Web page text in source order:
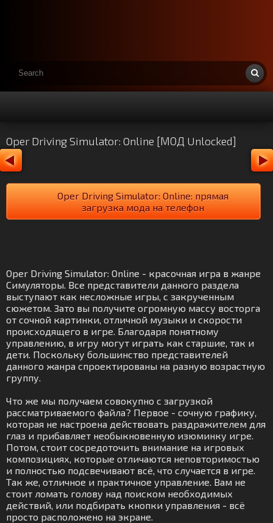
Oper Driving Simulator: Online [МОД Unlocked]
Oper Driving Simulator: Online: прямая
загрузка мода на телефон
Oper Driving Simulator: Online - красочная игра в жанре
Симуляторы. Все представители данного раздела
выступают как несложные игры, с закрученным
сюжетом. Зато вы получите огромную массу восторга
от сочной картинки, отличной музыки и скорости
происходящего в игре. Благодаря понятному
управлению, в игру могут играть как старшие, так и
дети. Поскольку большинство представителей
данного жанра спроектированы на разную возрастную
группу.
Что же мы получаем совокупно с загрузкой
рассматриваемого файла? Первое - сочную графику,
которая не настроена действовать раздражителем для
глаз и прибавляет необыкновенную изюминку игре.
Потом, стоит сосредоточить внимание на игровых
композициях, которые отличаются неповторимостью
и полностью подсвечивают всё, что случается в игре.
Так же, отличное и практичное управление. Вам не
стоит ломать голову над поиском необходимых
действий, или подбирать кнопки управления - всё
просто расположено на экране.